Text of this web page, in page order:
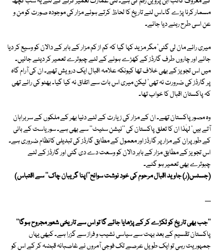
مسمار کرنا پڑے گا۔اس لئے تاریخ کا لحاظ کرتے ہوئے مزار کی موجودہ صورت کو من و
عن اسی طرح رہنے دیا جائے۔
میری رائے مان لی گئی' مگر مزید کہا گیا کہ کم از کم مزار کے باہر کے دالان کو وسیع کر دیا
جائے اور چاروں طرف گارڈز کے کھڑے ہونے کے لئے چبوترے تعمیر کر دیئے جائیں۔
میں اس تجویز کے بھی خلاف تھا کیونکہ علامہ اقبال ایک درویش تھے۔ ان کی آرام گاہ
پر گارڈز کی ضرورت نہ تھی' لیکن میری اس بات سے اتفاق نہ کیا گیا۔ بھٹو کی رائے تھی
کہ پاکستان اقبال کا خواب تھا۔
وہ مصور پاکستان تھے۔ ان کے مزار کی زیارت کے لئے دنیا بھر کے ملکوں کے سربراہان
آتے ہیں' لہٰذا ان کا تعلق پاکستان کی ''نیشن سٹیٹ'' سے بھی ہے۔ سوریاست کے بانی
کے طور پران کے مزار پر گارڈز اور معمول کے مطابق گارڈز کی تبدیلی کانظام ضروری ہے۔
اس تجویز کے مطابق مزار کے باہر دالان کو وسعت دے دی گئی اور گارڈز کے لئے
چبوترے بھی تعمیر ہو گئے۔
(جسٹس(ر) جاوید اقبال مرحوم کی خود نوشت سوانح''اپنا گریبان چاک'' سے اقتباس)
......
''جب بھی تاریخ کو ٹکڑے کر کے پڑھایا جائے گا تو اس سے تاریخی شعور مجروح ہوگا''
پاکستان تقسیم کے بعد بہت سے سیاسی نشیب و فراز سے گزرا ہے۔ کبھی یہاں
جمہوریت رہی تو ایک طویل عرصے تک فوجی آمروں نے غاصبانہ قبضہ کر کے اس کو